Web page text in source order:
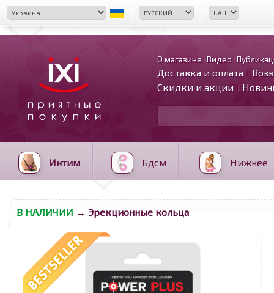
О магазине Видео
Доставка и оплата
Скидки и акции
Интим Бдсм Нижнее
В НАЛИЧИИ → Эрекционные кольца